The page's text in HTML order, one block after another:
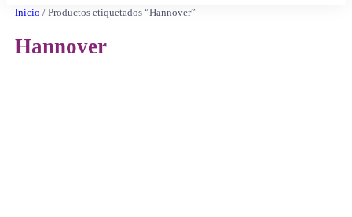
Inicio / Productos etiquetados “Hannover”
Hannover